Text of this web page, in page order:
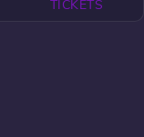
TICKETS